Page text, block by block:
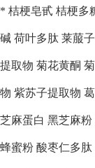
* 桔梗皂甙 桔梗多
碱 荷叶多肽 莱菔
提取物 菊花黄酮
物 紫苏子提取物
芝麻蛋白 黑芝麻粉
蜂蜜粉 酸枣仁多肽